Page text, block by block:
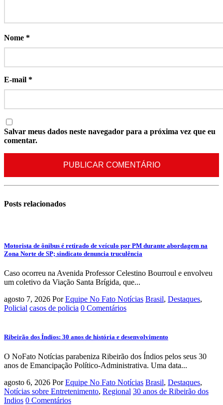
Nome *
E-mail *
Salvar meus dados neste navegador para a próxima vez que eu
comentar.
Posts relacionados
Motorista de ônibus é retirado de veículo por PM durante abordagem na
Zona Norte de SP; sindicato denuncia truculência
Caso ocorreu na Avenida Professor Celestino Bourroul e envolveu
um coletivo da Viação Santa Brígida, que...
agosto 7, 2026 Por Equipe No Fato Notícias Brasil, Destaques,
Policial casos de policia 0 Comentários
Ribeirão dos Índios: 30 anos de história e desenvolvimento
O NoFato Notícias parabeniza Ribeirão dos Índios pelos seus 30
anos de Emancipação Político-Administrativa. Uma data...
agosto 6, 2026 Por Equipe No Fato Notícias Brasil, Destaques,
Notícias sobre Entretenimento, Regional 30 anos de Ribeirão dos
Indios 0 Comentários